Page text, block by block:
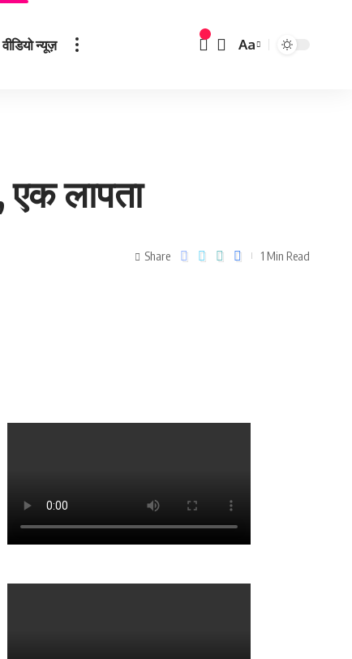
वीडियो न्यूज़ Aa
एक लापता
Share 1 Min Read